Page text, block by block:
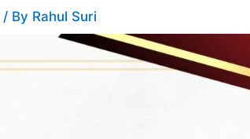
/ By Rahul Suri